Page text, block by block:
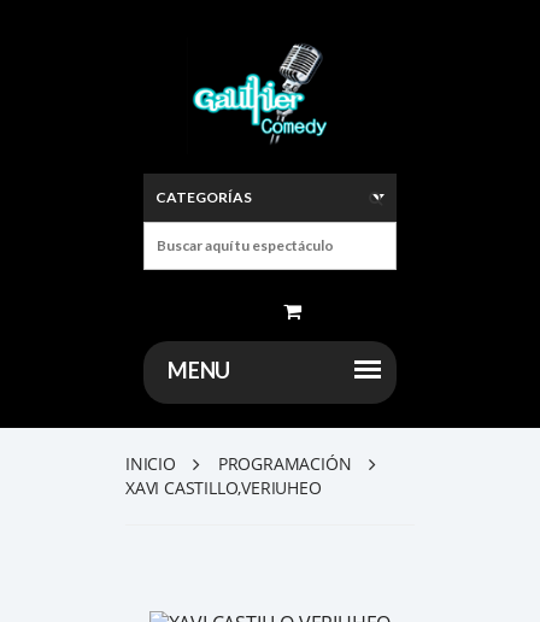
INICIO
PROGRAMACIÓN
XAVI CASTILLO,VERIUHEO